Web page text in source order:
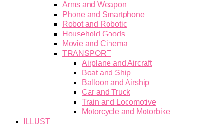
Arms and Weapon
Phone and Smartphone
Robot and Robotic
Household Goods
Movie and Cinema
TRANSPORT
Airplane and Aircraft
Boat and Ship
Balloon and Airship
Car and Truck
Train and Locomotive
Motorcycle and Motorbike
ILLUST